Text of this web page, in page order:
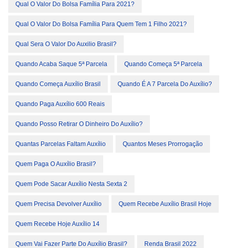
Qual O Valor Do Bolsa Família Para 2021?
Qual O Valor Do Bolsa Família Para Quem Tem 1 Filho 2021?
Qual Sera O Valor Do Auxilio Brasil?
Quando Acaba Saque 5ª Parcela Quando Começa 5ª Parcela
Quando Começa Auxílio Brasil Quando É A 7 Parcela Do Auxílio?
Quando Paga Auxílio 600 Reais
Quando Posso Retirar O Dinheiro Do Auxílio?
Quantas Parcelas Faltam Auxílio Quantos Meses Prorrogação
Quem Paga O Auxílio Brasil?
Quem Pode Sacar Auxílio Nesta Sexta 2
Quem Precisa Devolver Auxílio Quem Recebe Auxílio Brasil Hoje
Quem Recebe Hoje Auxílio 14
Quem Vai Fazer Parte Do Auxílio Brasil? Renda Brasil 2022